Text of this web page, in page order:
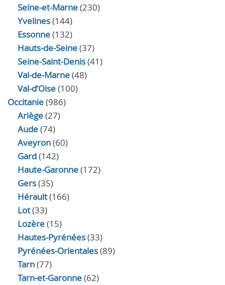
Seine-et-Marne(230)
Yvelines(144)
Essonne(132)
Hauts-de-Seine(37)
Seine-Saint-Denis(41)
Val-de-Marne(48)
Val-d’Oise(100)
Occitanie(986)
Ariège(27)
Aude(74)
Aveyron(60)
Gard(142)
Haute-Garonne(172)
Gers(35)
Hérault(166)
Lot(33)
Lozère(15)
Hautes-Pyrénées(33)
Pyrénées-Orientales(89)
Tarn(77)
Tarn-et-Garonne(62)